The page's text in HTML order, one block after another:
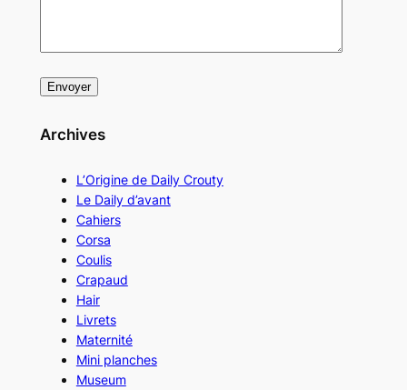
Archives
L’Origine de Daily Crouty
Le Daily d’avant
Cahiers
Corsa
Coulis
Crapaud
Hair
Livrets
Maternité
Mini planches
Museum